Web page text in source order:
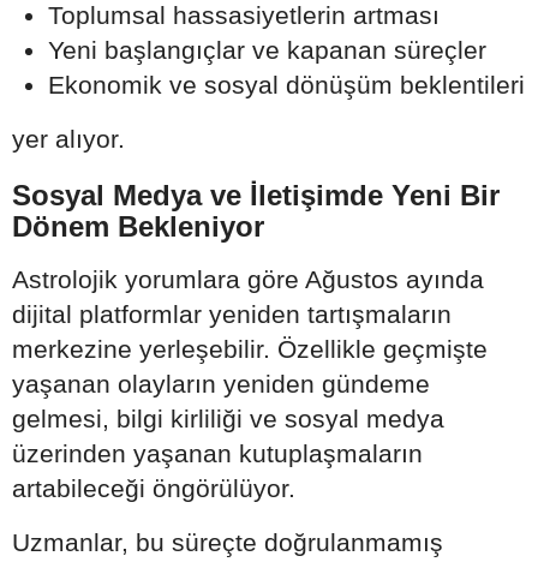
Toplumsal hassasiyetlerin artması
Yeni başlangıçlar ve kapanan süreçler
Ekonomik ve sosyal dönüşüm beklentileri
yer alıyor.
Sosyal Medya ve İletişimde Yeni Bir
Dönem Bekleniyor
Astrolojik yorumlara göre Ağustos ayında
dijital platformlar yeniden tartışmaların
merkezine yerleşebilir. Özellikle geçmişte
yaşanan olayların yeniden gündeme
gelmesi, bilgi kirliliği ve sosyal medya
üzerinden yaşanan kutuplaşmaların
artabileceği öngörülüyor.
Uzmanlar, bu süreçte doğrulanmamış